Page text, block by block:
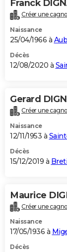
Franck
Créer une
Naissance
25/04/1966 à
Décès
12/08/2020 à
Gerard
Créer une
Naissance
12/11/1953 à
Décès
15/12/2019 à
Maurice
Créer une
Naissance
17/05/1936 à
Décès